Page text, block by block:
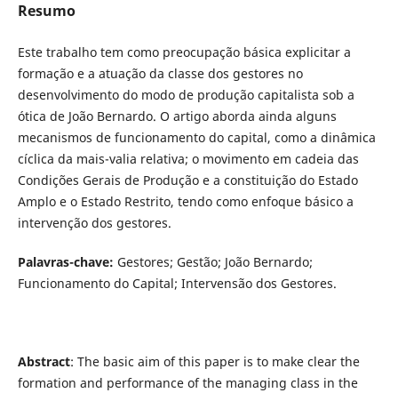
Resumo
Este trabalho tem como preocupação básica explicitar a
formação e a atuação da classe dos gestores no
desenvolvimento do modo de produção capitalista sob a
ótica de João Bernardo. O artigo aborda ainda alguns
mecanismos de funcionamento do capital, como a dinâmica
cíclica da mais-valia relativa; o movimento em cadeia das
Condições Gerais de Produção e a constituição do Estado
Amplo e o Estado Restrito, tendo como enfoque básico a
intervenção dos gestores.
Palavras-chave: Gestores; Gestão; João Bernardo;
Funcionamento do Capital; Intervensão dos Gestores.
Abstract: The basic aim of this paper is to make clear the
formation and performance of the managing class in the